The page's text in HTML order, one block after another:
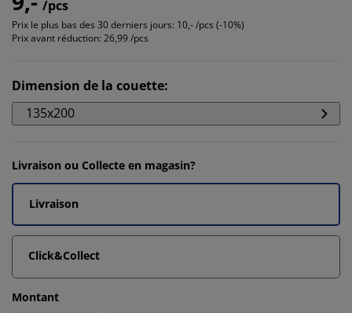
/pcs
Prix le plus bas des 30 derniers jours: 10,- /pcs (-10%)
Prix avant réduction: 26,99 /pcs
Dimension de la couette:
135x200
Livraison ou Collecte en magasin?
Livraison
Click&Collect
Montant